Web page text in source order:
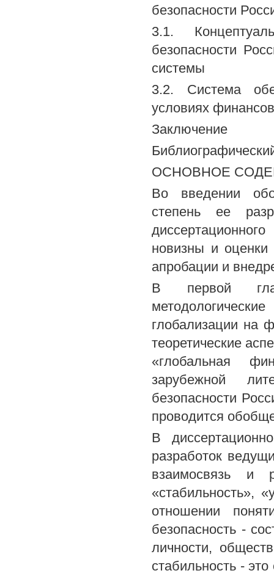
безопасности
3.1.
безопасности
системы
3.2. Система
условиях
Заключение
ОСНОВНОЕ
Во введении
степень ее
новизны и оценки
апробации и
В первой
глобализации на
теоретические
«глобальная
зарубежной
безопасности
проводится
В
разработок
взаимосвязь и
«стабильность»,
отношении
безопасность -
личности,
стабильность -